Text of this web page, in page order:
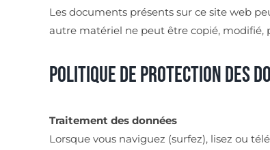
Les documents présents sur ce site web
autre matériel ne peut être copié, modifié,
Politique de protection des
Traitement des données
Lorsque vous naviguez (surfez), lisez ou